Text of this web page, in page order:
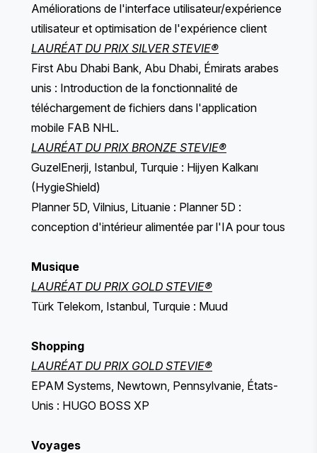
Améliorations de l'interface utilisateur/expérience
utilisateur et optimisation de l'expérience client
LAURÉAT DU PRIX SILVER STEVIE®
First Abu Dhabi Bank, Abu Dhabi, Émirats arabes
unis : Introduction de la fonctionnalité de
téléchargement de fichiers dans l'application
mobile FAB NHL.
LAURÉAT DU PRIX BRONZE STEVIE®
GuzelEnerji, Istanbul, Turquie : Hijyen Kalkanı
(HygieShield)
Planner 5D, Vilnius, Lituanie : Planner 5D :
conception d'intérieur alimentée par l'IA pour tous
Musique
LAURÉAT DU PRIX GOLD STEVIE®
Türk Telekom, Istanbul, Turquie : Muud
Shopping
LAURÉAT DU PRIX GOLD STEVIE®
EPAM Systems, Newtown, Pennsylvanie, États-
Unis : HUGO BOSS XP
Voyages